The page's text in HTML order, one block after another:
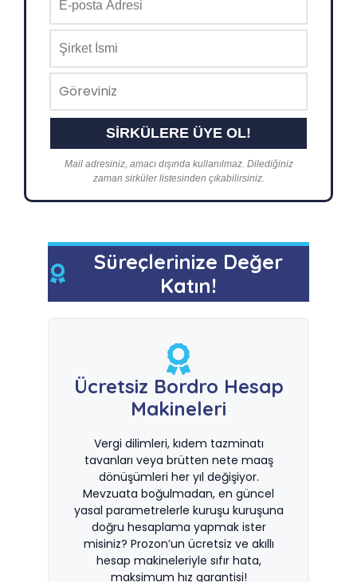
Mail adresiniz, amacı dışında kullanılmaz. Dilediğiniz
zaman sirküler listesinden çıkabilirsiniz.
Süreçlerinize Değer
Katın!
Ücretsiz Bordro Hesap
Makineleri
Vergi dilimleri, kıdem tazminatı
tavanları veya brütten nete maaş
dönüşümleri her yıl değişiyor.
Mevzuata boğulmadan, en güncel
yasal parametrelerle kuruşu kuruşuna
doğru hesaplama yapmak ister
misiniz? Prozon’un ücretsiz ve akıllı
hesap makineleriyle sıfır hata,
maksimum hız garantisi!